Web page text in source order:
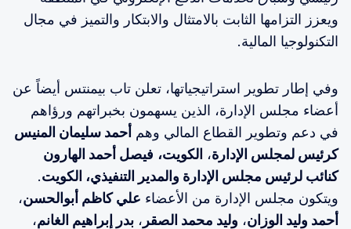
ويعزز التزامها الثابت بالامتثال والابتكار والتميز في مجال
التكنولوجيا المالية.
وفي إطار تطوير استراتيجياتها، تعلن تاب بيمنتس أيضاً عن
أعضاء مجلس الإدارة، الذين يسهمون بخبراتهم ورؤاهم
في دعم وتطوير القطاع المالي وهم أحمد سليمان المنيس
كرئيس لمجلس الإدارة، الكويت، فيصل أحمد الهارون
كنائب لرئيس مجلس الإدارة والمدير التنفيذي، الكويت.
ويتكون مجلس الإدارة من الأعضاء علي كاظم أبوالحسن،
أحمد وليد الوزان، وليد محمد الصقر ، بدر إبراهيم الغانم،